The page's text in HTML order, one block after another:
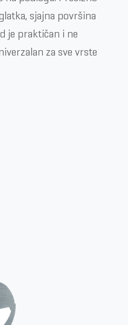
sjajna površina
je praktičan i ne
za sve vrste